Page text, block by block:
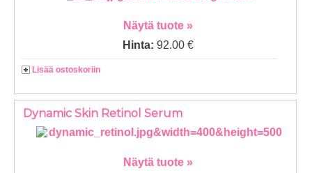
Näytä tuote »
Hinta:92.00 €
Lisää ostoskoriin
Dynamic Skin Retinol Serum
Näytä tuote »